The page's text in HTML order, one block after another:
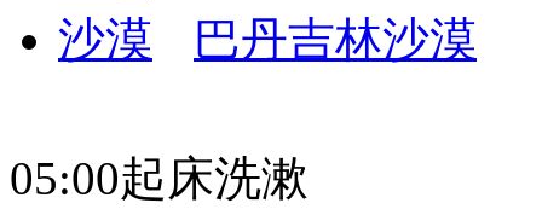
巴丹吉林沙漠
05:00起床洗漱